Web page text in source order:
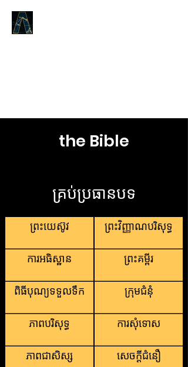
the Bible
គ្រប់ប្រធានបទ
ព្រះយេស៊ូវ
ការអធិស្ឋាន
ពិធីបុណ្យទទួលទឹក
ភាពបរិសុទ្ធ
ភាពជាសិស្ស
ព្រះវិញ្ញាណបរិសុទ្ធ
ព្រះគម្ពីរ
ក្រុមជំនុំ
ការសុំទោស
សេចក្តីជំនឿ